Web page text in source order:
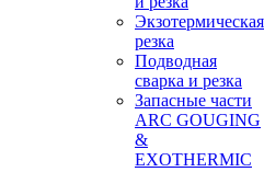
Экзотермическая
резка
Подводная
сварка и резка
Запасные части
ARC GOUGING
&
EXOTHERMIC